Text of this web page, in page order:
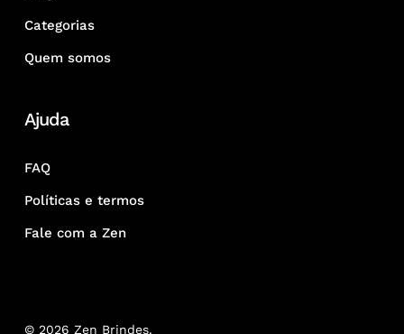
Categorias
Quem somos
Ajuda
FAQ
Políticas e termos
Fale com a Zen
© 2026 Zen Brindes.